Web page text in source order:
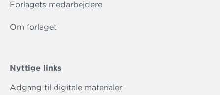
Forlagets medarbejdere
Om forlaget
Nyttige links
Adgang til digitale materialer